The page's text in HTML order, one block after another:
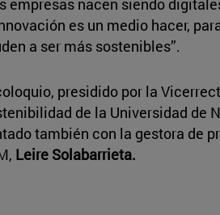
empresas nacen siendo
es un medio hacer,
a ser más sostenibles”.
presidido por la
de la Universidad de
también con la gestora de
Leire Solabarrieta.